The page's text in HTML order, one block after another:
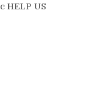
HELP US